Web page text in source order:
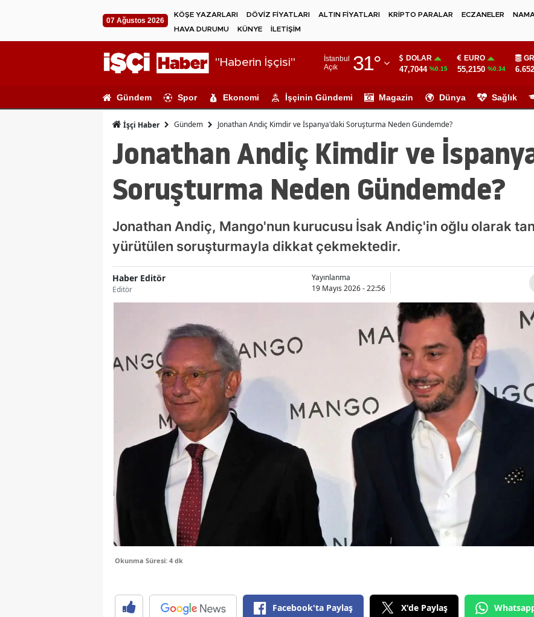
07 Ağustos 2026
KÖŞE YAZARLARI DÖVİZ FİYATLARI ALTIN FİYATLARI KRİPTO PARALAR ECZANELER
HAVA DURUMU
KÜNYE İLETİŞİM
"Haberin İşçisi"
İstanbul
Açık
31°
Adıyaman
Ağrı
Antalya
Aydın
Bilecik
Bursa
Çanakkale
Çankırı
Çorum
Denizli
Erzincan
DOLAR
47,7044 %0.15
EURO
55,2150 %0.34
Gündem Spor Ekonomi İşçinin Gündemi Magazin Dünya Sağlık
İşçi Haber Gündem Jonathan Andiç Kimdir ve İspanya'daki Soruşturma Neden Gündemde?
Jonathan Andiç Kimdir ve
Soruşturma Neden Gündemde?
Jonathan Andiç, Mango'nun kurucusu İsak Andiç'in oğlu olarak
yürütülen soruşturmayla dikkat çekmektedir.
Haber Editör
Editör
Yayınlanma
19 Mayıs 2026 - 22:56
Okunma Süresi: 4 dk
Facebook'ta Paylaş X'de Paylaş